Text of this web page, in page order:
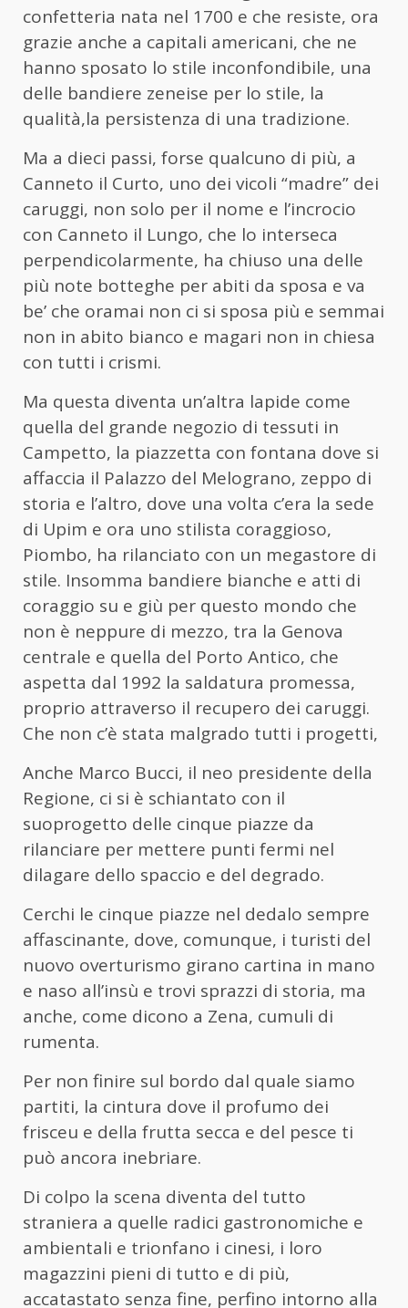
confetteria nata nel 1700 e che resiste, ora
grazie anche a capitali americani, che ne
hanno sposato lo stile inconfondibile, una
delle bandiere zeneise per lo stile, la
qualità,la persistenza di una tradizione.
Ma a dieci passi, forse qualcuno di più, a
Canneto il Curto, uno dei vicoli “madre” dei
caruggi, non solo per il nome e l’incrocio
con Canneto il Lungo, che lo interseca
perpendicolarmente, ha chiuso una delle
più note botteghe per abiti da sposa e va
be’ che oramai non ci si sposa più e semmai
non in abito bianco e magari non in chiesa
con tutti i crismi.
Ma questa diventa un’altra lapide come
quella del grande negozio di tessuti in
Campetto, la piazzetta con fontana dove si
affaccia il Palazzo del Melograno, zeppo di
storia e l’altro, dove una volta c’era la sede
di Upim e ora uno stilista coraggioso,
Piombo, ha rilanciato con un megastore di
stile. Insomma bandiere bianche e atti di
coraggio su e giù per questo mondo che
non è neppure di mezzo, tra la Genova
centrale e quella del Porto Antico, che
aspetta dal 1992 la saldatura promessa,
proprio attraverso il recupero dei caruggi.
Che non c’è stata malgrado tutti i progetti,
Anche Marco Bucci, il neo presidente della
Regione, ci si è schiantato con il
suoprogetto delle cinque piazze da
rilanciare per mettere punti fermi nel
dilagare dello spaccio e del degrado.
Cerchi le cinque piazze nel dedalo sempre
affascinante, dove, comunque, i turisti del
nuovo overturismo girano cartina in mano
e naso all’insù e trovi sprazzi di storia, ma
anche, come dicono a Zena, cumuli di
rumenta.
Per non finire sul bordo dal quale siamo
partiti, la cintura dove il profumo dei
frisceu e della frutta secca e del pesce ti
può ancora inebriare.
Di colpo la scena diventa del tutto
straniera a quelle radici gastronomiche e
ambientali e trionfano i cinesi, i loro
magazzini pieni di tutto e di più,
accatastato senza fine, perfino intorno alla